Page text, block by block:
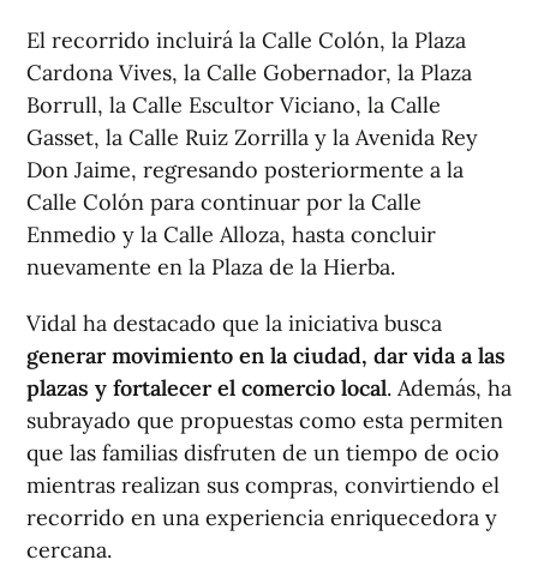
El recorrido incluirá la Calle Colón, la Plaza
Cardona Vives, la Calle Gobernador, la Plaza
Borrull, la Calle Escultor Viciano, la Calle
Gasset, la Calle Ruiz Zorrilla y la Avenida Rey
Don Jaime, regresando posteriormente a la
Calle Colón para continuar por la Calle
Enmedio y la Calle Alloza, hasta concluir
nuevamente en la Plaza de la Hierba.
Vidal ha destacado que la iniciativa busca
generar movimiento en la ciudad, dar vida a las
plazas y fortalecer el comercio local. Además, ha
subrayado que propuestas como esta permiten
que las familias disfruten de un tiempo de ocio
mientras realizan sus compras, convirtiendo el
recorrido en una experiencia enriquecedora y
cercana.